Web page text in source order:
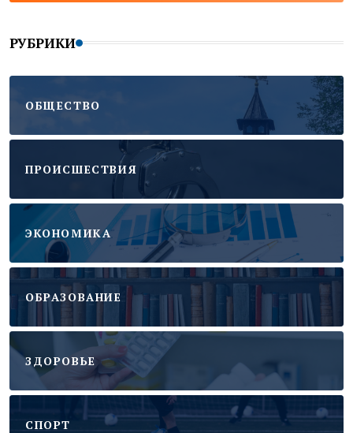
РУБРИКИ
ОБЩЕСТВО
ПРОИСШЕСТВИЯ
ЭКОНОМИКА
ОБРАЗОВАНИЕ
ЗДОРОВЬЕ
CПОРТ